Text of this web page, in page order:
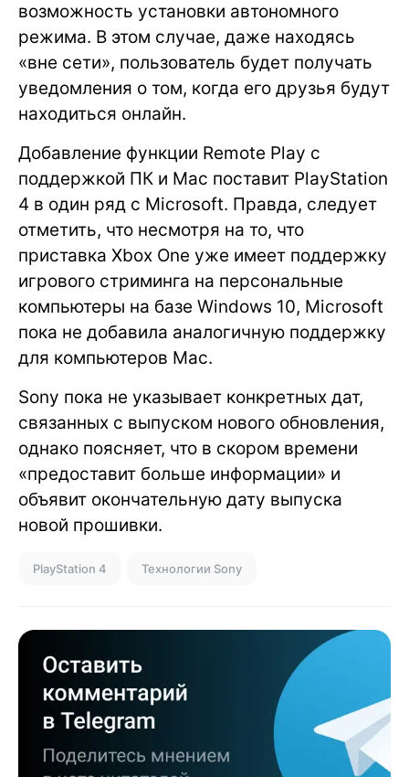
возможность установки автономного
режима. В этом случае, даже находясь
«вне сети», пользователь будет получать
уведомления о том, когда его друзья будут
находиться онлайн.
Добавление функции Remote Play с
поддержкой ПК и Mac поставит PlayStation
4 в один ряд с Microsoft. Правда, следует
отметить, что несмотря на то, что
приставка Xbox One уже имеет поддержку
игрового стриминга на персональные
компьютеры на базе Windows 10, Microsoft
пока не добавила аналогичную поддержку
для компьютеров Mac.
Sony пока не указывает конкретных дат,
связанных с выпуском нового обновления,
однако поясняет, что в скором времени
«предоставит больше информации» и
объявит окончательную дату выпуска
новой прошивки.
PlayStation 4 Технологии Sony